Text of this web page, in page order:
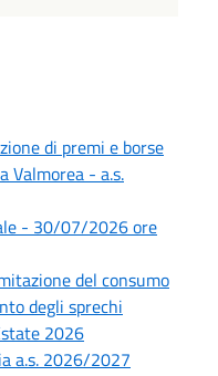
di premi e borse
Valmorea - a.s.
- 30/07/2026 ore
del consumo
degli sprechi
2026
a.s. 2026/2027